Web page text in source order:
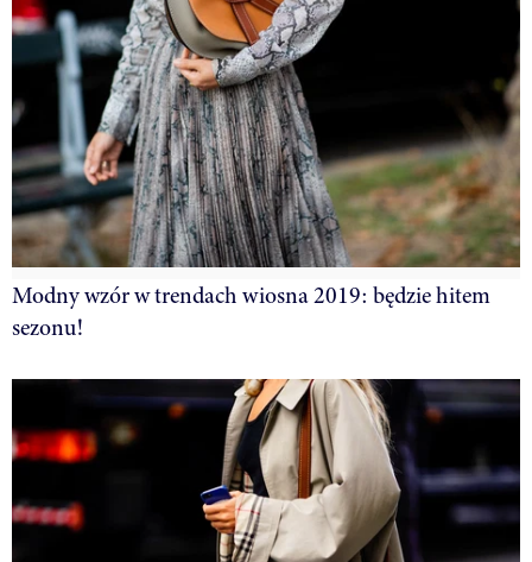
Modny wzór w trendach wiosna 2019: będzie hitem
sezonu!